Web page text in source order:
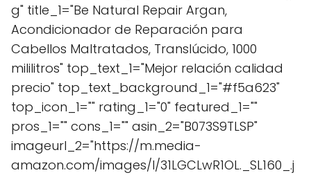
g" title_1="Be Natural Repair Argan,
Acondicionador de Reparación para
Cabellos Maltratados, Translúcido, 1000
mililitros" top_text_1="Mejor relación calidad
precio" top_text_background_1="#f5a623"
top_icon_1="" rating_1="0" featured_1=""
pros_1="" cons_1="" asin_2="B073S9TLSP"
imageurl_2="https://m.media-
amazon.com/images/I/31LGCLwR1OL._SL160_.j